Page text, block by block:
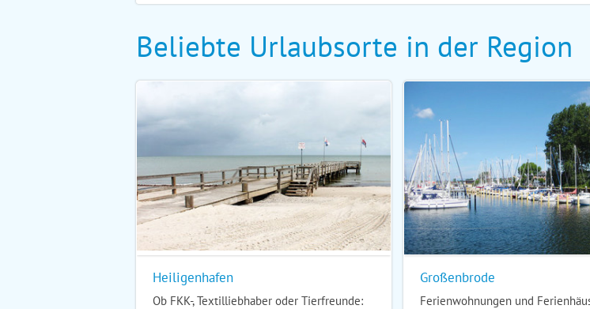
Beliebte Urlaubsorte in der Region
Heiligenhafen
Ob FKK-, Textilliebhaber oder Tierfreunde:
Großenbrode
Ferienwohnungen und